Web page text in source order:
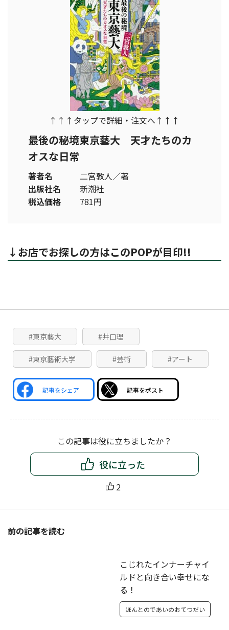
↑↑↑タップで詳細・注文へ↑↑↑
最後の秘境東京藝大 天才たちのカ
オスな日常
著者名
二宮敦人／著
出版社名
新潮社
税込価格
781円
↓お店でお探しの方はこのPOPが目印!!
#東京藝大 #井口理
#東京藝術大学 #芸術 #アート
記事をシェア 記事をポスト
この記事は役に立ちましたか？
役に立った
2
前の記事を読む
こじれたインナーチャイ
ルドと向き合い幸せにな
る！
ほんとのであいのおてつだい